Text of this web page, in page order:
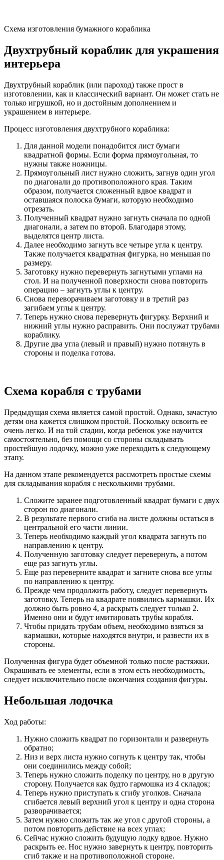
Схема изготовления бумажного кораблика
Двухтрубный кораблик для украшения
интерьера
Двухтрубный кораблик (или пароход) также прост в
изготовлении, как и классический вариант. Он может стать не
только игрушкой, но и достойным дополнением и
украшением в интерьере.
Процесс изготовления двухтрубного кораблика:
Для данной модели понадобится лист бумаги
квадратной формы. Если форма прямоугольная, то
нужны также ножницы.
Прямоугольный лист нужно сложить, загнув один угол
по диагонали до противоположного края. Таким
образом, получается сложенный вдвое квадрат и
оставшаяся полоска бумаги, которую необходимо
отрезать.
Полученный квадрат нужно загнуть сначала по одной
диагонали, а затем по второй. Благодаря этому,
выделятся центр листа.
Далее необходимо загнуть все четыре угла к центру.
Также получается квадратная фигурка, но меньшая по
размеру.
Заготовку нужно перевернуть загнутыми углами на
стол. И на полученной поверхности снова повторить
операцию – загнуть углы к центру.
Снова переворачиваем заготовку и в третий раз
загибаем углы к центру.
Теперь нужно снова перевернуть фигурку. Верхний и
нижний углы нужно расправить. Они послужат трубами
кораблику.
Другие два угла (левый и правый) нужно потянуть в
стороны и поделка готова.
Схема корабля с трубами
Предыдущая схема является самой простой. Однако, зачастую
детям она кажется слишком простой. Поскольку освоить ее
очень легко. И на той стадии, когда ребенок уже научится
самостоятельно, без помощи со стороны складывать
простейшую лодочку, можно уже переходить к следующему
этапу.
На данном этапе рекомендуется рассмотреть простые схемы
для складывания корабля с несколькими трубами.
Сложите заранее подготовленный квадрат бумаги с двух
сторон по диагонали.
В результате первого сгиба на листе должны остаться в
центральной его части линии.
Теперь необходимо каждый угол квадрата загнуть по
направлению к центру.
Полученную заготовку следует перевернуть, а потом
еще раз загнуть углы.
Еще раз переверните квадрат и загните снова все углы
по направлению к центру.
Прежде чем продолжить работу, следует перевернуть
заготовку. Теперь на квадрате появились кармашки. Их
должно быть ровно 4, а раскрыть следует только 2.
Именно они и будут имитировать трубы корабля.
Чтобы придать трубам объем, необходимо взяться за
кармашки, которые находятся внутри, и развести их в
стороны.
Полученная фигура будет объемной только после растяжки.
Окрашивать ее элементы, если в этом есть необходимость,
следует исключительно после окончания создания фигуры.
Небольшая лодочка
Ход работы:
Нужно сложить квадрат по горизонтали и развернуть
обратно;
Низ и верх листа нужно согнуть к центру так, чтобы
они соединились между собой;
Теперь нужно сложить поделку по центру, но в другую
сторону. Получается как будто гармошка из 4 складок;
Теперь нужно приступать к сгибу уголков. Сначала
сгибается левый верхний угол к центру и одна сторона
разворачивается;
Затем нужно сложить так же угол с другой стороны, а
потом повторить действие на всех углах;
Сейчас нужно сложить будущую лодку вдвое. Нужно
раскрыть ее. Нос нужно завернуть к центру, повторить
сгиб также и на противоположной стороне.